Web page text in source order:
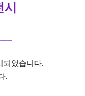
되었습니다.
.